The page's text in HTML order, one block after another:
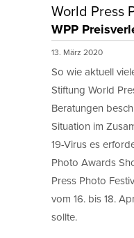
World Press
WPP
13. März 2020
So wie aktuell
Stiftung World
Beratungen
Situation im
19-Virus es
Photo Awards
Press Photo
vom 16. bis 18.
sollte.